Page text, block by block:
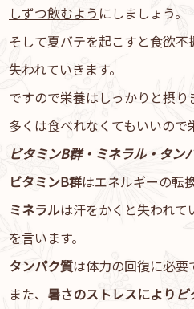
しずつ飲むよう にしましょう。
そして夏バテを起こすと食欲
失われていきます。
ですので栄養はしっかりと摂り
多くは食べれなくてもいいので
ビタミンB群・ミネラル・タン
ビタミンB群はエネルギーの転
ミネラルは汗をかくと失われて
を言います。
タンパク質は体力の回復に必要
また、 暑さのストレスにより ビ